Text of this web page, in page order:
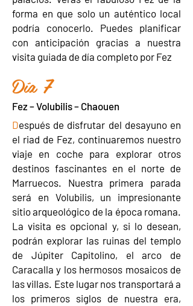
forma en que solo un auténtico local
podría conocerlo. Puedes planificar
con anticipación gracias a nuestra
visita guiada de día completo por Fez
Día 7
Fez – Volubilis – Chaouen
Después de disfrutar del desayuno en
el riad de Fez, continuaremos nuestro
viaje en coche para explorar otros
destinos fascinantes en el norte de
Marruecos. Nuestra primera parada
será en Volubilis, un impresionante
sitio arqueológico de la época romana.
La visita es opcional y, si lo desean,
podrán explorar las ruinas del templo
de Júpiter Capitolino, el arco de
Caracalla y los hermosos mosaicos de
las villas. Este lugar nos transportará a
los primeros siglos de nuestra era,